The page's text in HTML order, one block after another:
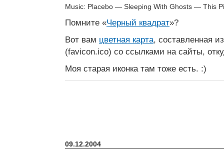
Music: Placebo — Sleeping With Ghosts — This
Помните «Черный квадрат»?
Вот вам цветная карта, составленная
(favicon.ico) со ссылками на сайты,
Моя старая иконка там тоже есть. :)
09.12.2004